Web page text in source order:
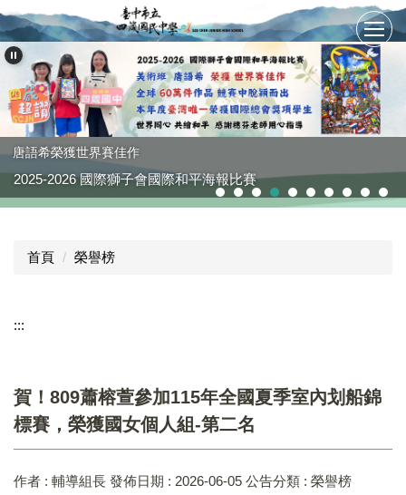
跳
到
主
內
容
唐語希榮獲世界賽佳作
2025-2026 國際獅子會國際和平海報比賽
首頁 榮譽榜
:::
賀！809蕭榕萱參加115年全國夏季室內划船錦
標賽，榮獲國女個人組-第二名
作者 : 輔導組長 發佈日期 : 2026-06-05 公告分類 : 榮譽榜